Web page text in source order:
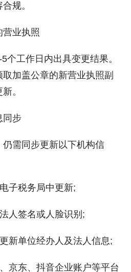
规。
业执照
个工作日内出具变更结果。
加盖公章的新营业执照副
。
同步
需同步更新以下机构信
子税务局中更新;
人签名或人脸识别;
新单位经办人及法人信息;
京东、抖音企业账户等平台